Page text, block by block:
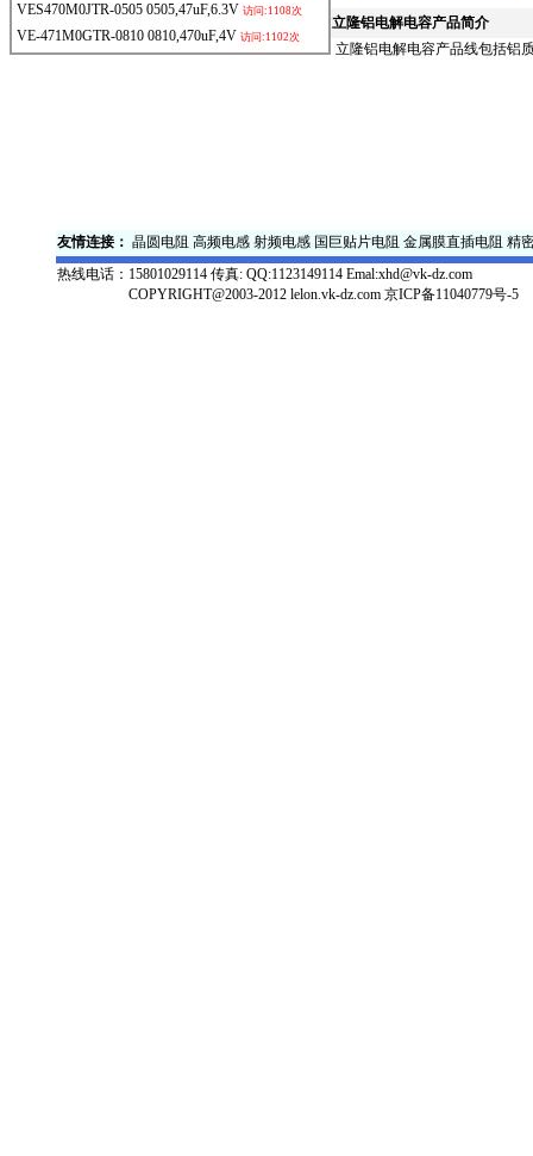
VES470M0JTR-0505 0505,47uF,6.3V 访问:1108次
VE-471M0GTR-0810 0810,470uF,4V 访问:1102次
立隆铝电解电容产品简介
立隆铝电解电容产品线包括铝
友情连接： 晶圆电阻 高频电感 射频电感 国巨贴片电阻 金属膜直插电阻 精
热线电话： 15801029114 传真: QQ:1123149114 Emal:xhd@vk-dz.com
COPYRIGHT@2003-2012 lelon.vk-dz.com 京ICP备11040779号-5